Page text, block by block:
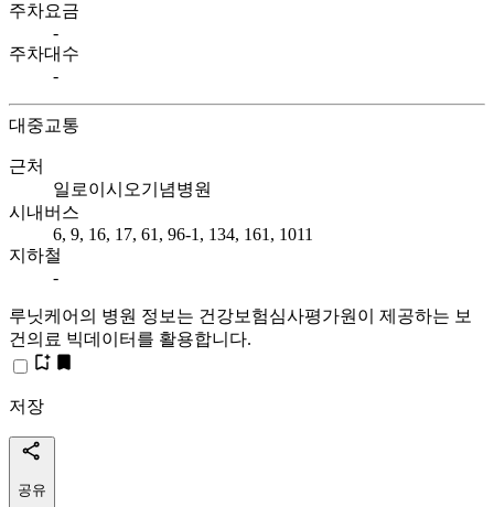
주차요금
-
주차대수
-
대중교통
근처
일로이시오기념병원
시내버스
6, 9, 16, 17, 61, 96-1, 134, 161, 1011
지하철
-
루닛케어의 병원 정보는 건강보험심사평가원이 제공하는 보
건의료 빅데이터를 활용합니다.
저장
공유